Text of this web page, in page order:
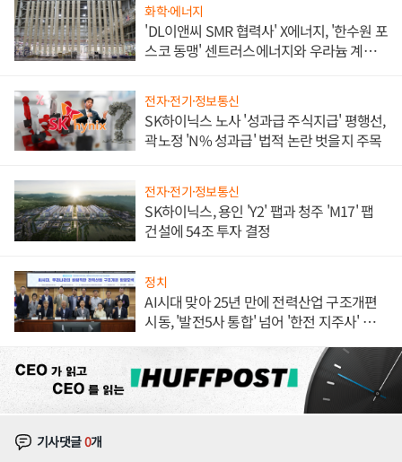
화학·에너지
'DL이앤씨 SMR 협력사' X에너지, '한수원 포
스코 동맹' 센트러스에너지와 우라늄 계약
전자·전기·정보통신
SK하이닉스 노사 '성과급 주식지급' 평행선,
곽노정 'N% 성과급' 법적 논란 벗을지 주목
전자·전기·정보통신
SK하이닉스, 용인 'Y2' 팹과 청주 'M17' 팹
건설에 54조 투자 결정
정치
AI시대 맞아 25년 만에 전력산업 구조개편
시동, '발전5사 통합' 넘어 '한전 지주사' 재편
기사댓글0개